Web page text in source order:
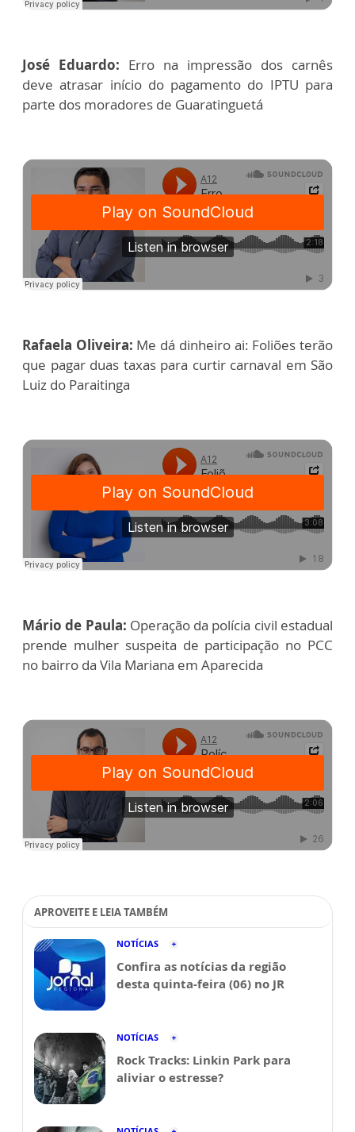
José Eduardo: Erro na impressão dos carnês
deve atrasar início do pagamento do IPTU para
parte dos moradores de Guaratinguetá
Rafaela Oliveira: Me dá dinheiro ai: Foliões terão
que pagar duas taxas para curtir carnaval em São
Luiz do Paraitinga
Mário de Paula: Operação da polícia civil estadual
prende mulher suspeita de participação no PCC
no bairro da Vila Mariana em Aparecida
APROVEITE E LEIA TAMBÉM
NOTÍCIAS
Confira as notícias da região
desta quinta-feira (06) no JR
NOTÍCIAS
Rock Tracks: Linkin Park para
aliviar o estresse?